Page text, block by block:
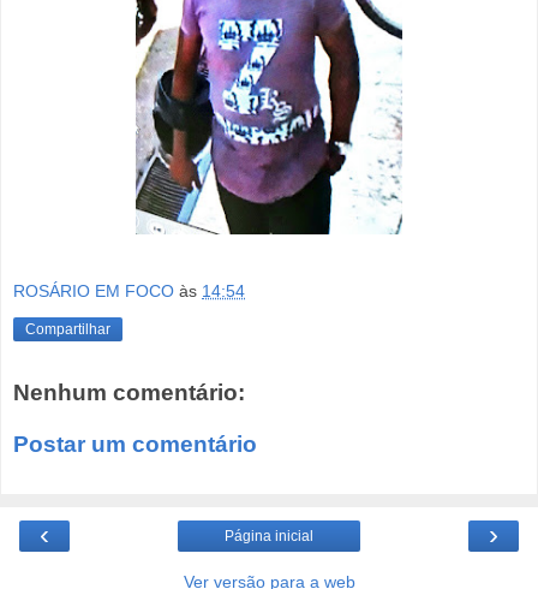
ROSÁRIO EM FOCO às 14:54
Compartilhar
Nenhum comentário:
Postar um comentário
‹ ›
Página inicial
Ver versão para a web